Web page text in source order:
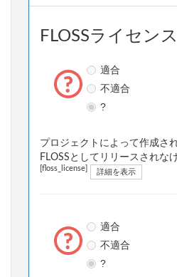
FLOSSライセンス
適合
不適合
?
プロジェクトによって作成さ
FLOSSとしてリリースされな
[floss_license] 詳細を表示
適合
不適合
?